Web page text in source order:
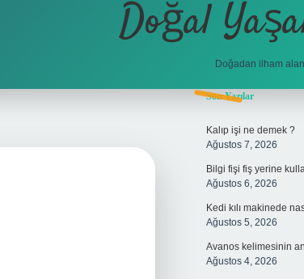
Doğal
Doğadan ilham
Son Yazılar
Kalıp işi ne demek ?
Ağustos 7, 2026
Bilgi fişi fiş yerine
Ağustos 6, 2026
Kedi kılı makinede
Ağustos 5, 2026
Avanos kelimesinin
Ağustos 4, 2026